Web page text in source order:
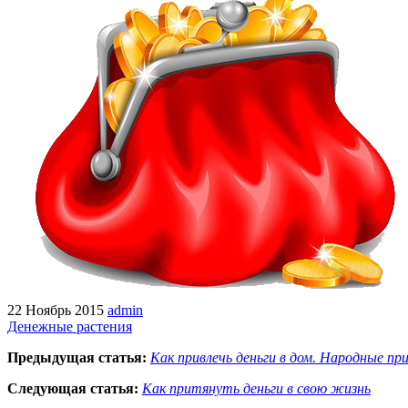
22 Ноябрь 2015 admin
Денежные растения
Предыдущая статья: Как привлечь деньги в дом. Народные
Следующая статья: Как притянуть деньги в свою жизнь